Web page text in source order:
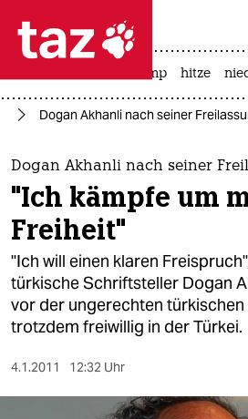
 taz zahl ich
taz zahl ich
themen
politik
öko
gesellschaft
kultur
sport
usa unter trump hitze
Dogan Akhanli nach seiner
Dogan Akhanli nach seiner
"Ich kämpfe um
Freiheit"
"Ich will einen klaren
türkische Schriftsteller Dogan
vor der ungerechten
trotzdem freiwillig in der Türkei.
4.1.2011 12:32 Uhr